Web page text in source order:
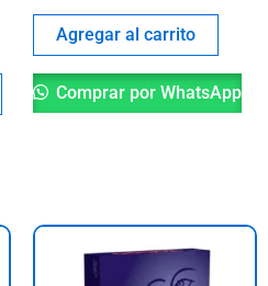
página
producto
Agregar al carrito
Comprar por WhatsApp
Este